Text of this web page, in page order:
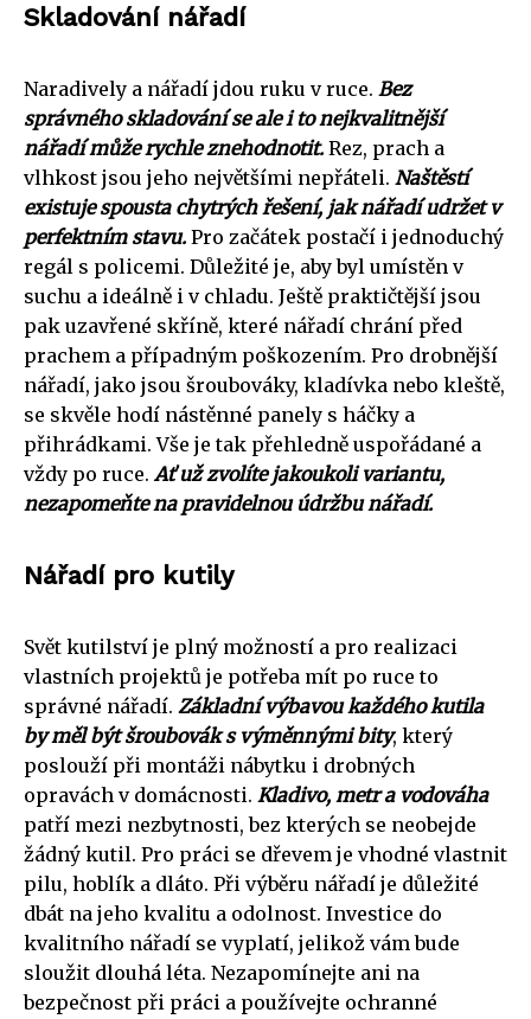
Skladování nářadí
Naradively a nářadí jdou ruku v ruce. Bez
správného skladování se ale i to nejkvalitnější
nářadí může rychle znehodnotit. Rez, prach a
vlhkost jsou jeho největšími nepřáteli. Naštěstí
existuje spousta chytrých řešení, jak nářadí udržet v
perfektním stavu. Pro začátek postačí i jednoduchý
regál s policemi. Důležité je, aby byl umístěn v
suchu a ideálně i v chladu. Ještě praktičtější jsou
pak uzavřené skříně, které nářadí chrání před
prachem a případným poškozením. Pro drobnější
nářadí, jako jsou šroubováky, kladívka nebo kleště,
se skvěle hodí nástěnné panely s háčky a
přihrádkami. Vše je tak přehledně uspořádané a
vždy po ruce. Ať už zvolíte jakoukoli variantu,
nezapomeňte na pravidelnou údržbu nářadí.
Nářadí pro kutily
Svět kutilství je plný možností a pro realizaci
vlastních projektů je potřeba mít po ruce to
správné nářadí. Základní výbavou každého kutila
by měl být šroubovák s výměnnými bity, který
poslouží při montáži nábytku i drobných
opravách v domácnosti. Kladivo, metr a vodováha
patří mezi nezbytnosti, bez kterých se neobejde
žádný kutil. Pro práci se dřevem je vhodné vlastnit
pilu, hoblík a dláto. Při výběru nářadí je důležité
dbát na jeho kvalitu a odolnost. Investice do
kvalitního nářadí se vyplatí, jelikož vám bude
sloužit dlouhá léta. Nezapomínejte ani na
bezpečnost při práci a používejte ochranné